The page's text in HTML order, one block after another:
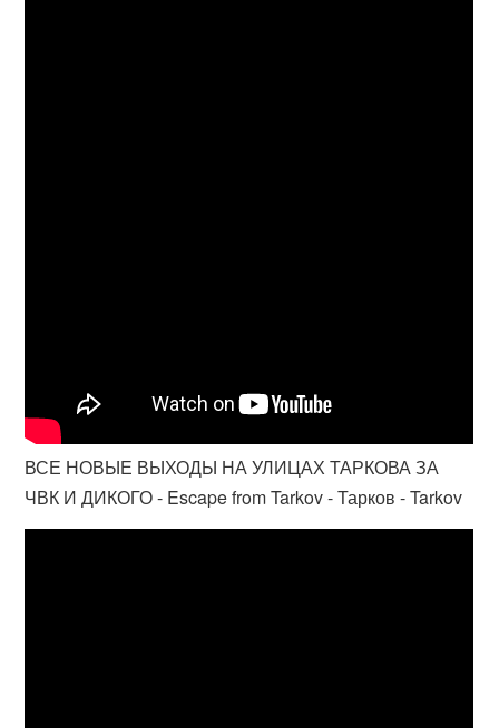
ВСЕ НОВЫЕ ВЫХОДЫ НА УЛИЦАХ ТАРКОВА ЗА
ЧВК И ДИКОГО - Escape from Tarkov - Тарков - Tarkov